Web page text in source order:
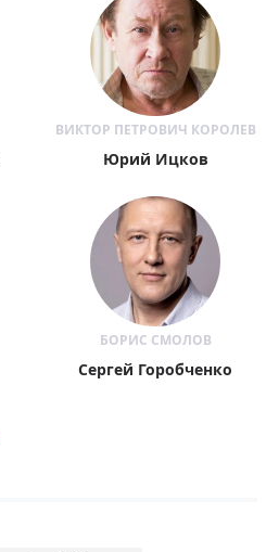
ВИКТОР ПЕТРОВИЧ КОРОЛЕВ
Юрий Ицков
БОРИС СМОЛОВ
Сергей Горобченко